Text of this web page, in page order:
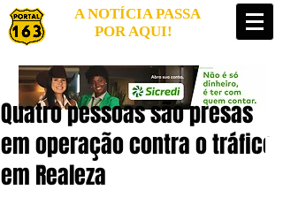
A NOTÍCIA PASSA
POR AQUI!
Quatro pessoas são presas
em operação contra o tráfico
em Realeza